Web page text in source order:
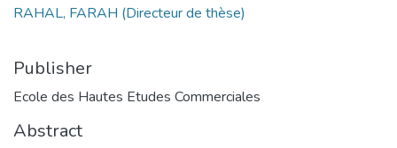
RAHAL, FARAH (Directeur de thèse)
Publisher
Ecole des Hautes Etudes Commerciales
Abstract